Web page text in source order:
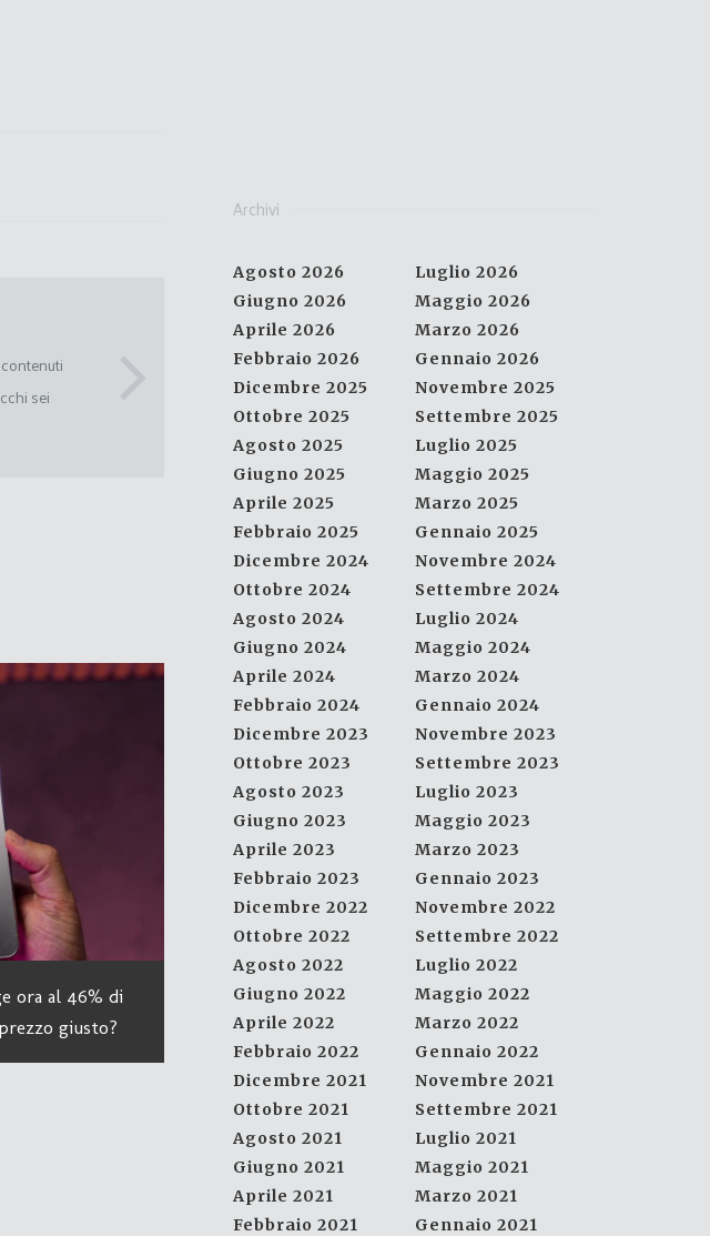
sei
ora al 46% di
giusto?
Archivi
Agosto 2026
Luglio 2026
Giugno 2026
Maggio 2026
Aprile 2026
Marzo 2026
Febbraio 2026
Gennaio 2026
Dicembre 2025
Novembre 2025
Ottobre 2025
Settembre 2025
Agosto 2025
Luglio 2025
Giugno 2025
Maggio 2025
Aprile 2025
Marzo 2025
Febbraio 2025
Gennaio 2025
Dicembre 2024
Novembre 2024
Ottobre 2024
Settembre 2024
Agosto 2024
Luglio 2024
Giugno 2024
Maggio 2024
Aprile 2024
Marzo 2024
Febbraio 2024
Gennaio 2024
Dicembre 2023
Novembre 2023
Ottobre 2023
Settembre 2023
Agosto 2023
Luglio 2023
Giugno 2023
Maggio 2023
Aprile 2023
Marzo 2023
Febbraio 2023
Gennaio 2023
Dicembre 2022
Novembre 2022
Ottobre 2022
Settembre 2022
Agosto 2022
Luglio 2022
Giugno 2022
Maggio 2022
Aprile 2022
Marzo 2022
Febbraio 2022
Gennaio 2022
Dicembre 2021
Novembre 2021
Ottobre 2021
Settembre 2021
Agosto 2021
Luglio 2021
Giugno 2021
Maggio 2021
Aprile 2021
Marzo 2021
Febbraio 2021
Gennaio 2021